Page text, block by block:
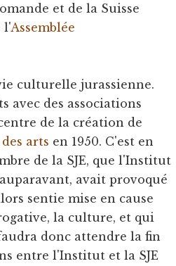
et de la Suisse
l'Assemblée
culturelle jurassienne.
avec des associations
de la création de
arts en 1950. C'est en
de la SJE, que l'Institut
avait provoqué
sentie mise en cause
la culture, et qui
donc attendre la fin
entre l'Institut et la SJE